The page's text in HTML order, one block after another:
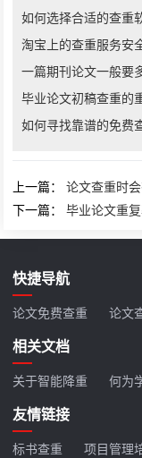
如何选择合适的查重
淘宝上的查重服务安
一篇期刊论文一般要
毕业论文初稿查重的
如何寻找靠谱的免费
上一篇：论文查重时
下一篇：毕业论文重
快捷导航
论文免费查重 论文
相关文档
关于智能降重 何为
友情链接
标书查重 项目管理